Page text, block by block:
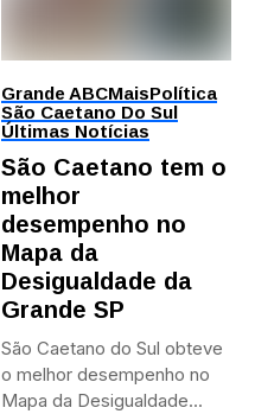
Grande ABCMaisPolítica
São Caetano Do Sul
Últimas Notícias
São Caetano tem o
melhor
desempenho no
Mapa da
Desigualdade da
Grande SP
São Caetano do Sul obteve
o melhor desempenho no
Mapa da Desigualdade...